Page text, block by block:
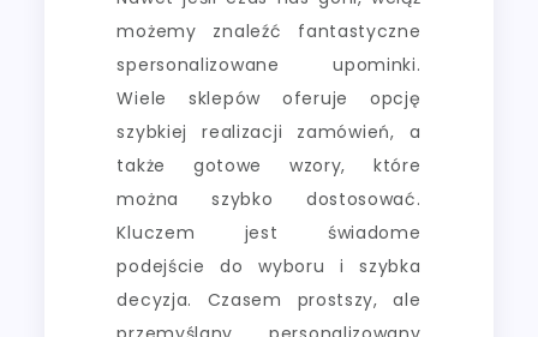
możemy znaleźć fantastyczne
spersonalizowane upominki.
Wiele sklepów oferuje opcję
szybkiej realizacji zamówień, a
także gotowe wzory, które
można szybko dostosować.
Kluczem jest świadome
podejście do wyboru i szybka
decyzja. Czasem prostszy, ale